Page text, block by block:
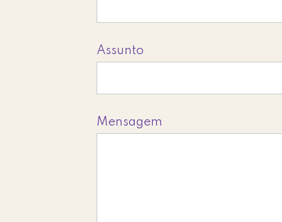
Assunto
Mensagem